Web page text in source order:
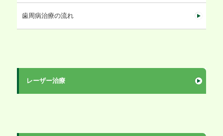
歯周病治療の流れ
レーザー治療